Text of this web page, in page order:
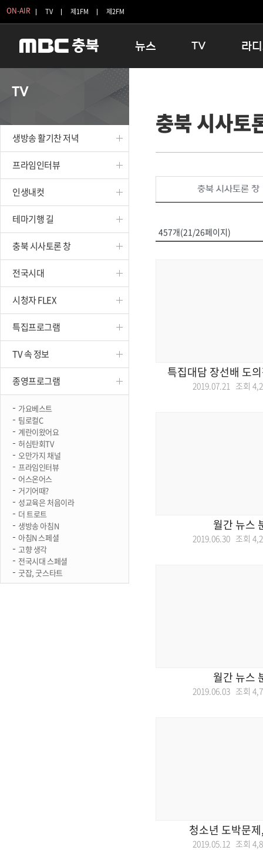
ON-AIR TV 제1FM 제2FM
뉴스
보은
옥천
TV
인생내컷
테마기행 길
시청자 FLEX
특집프로그램
라
16:00
우리 고
TV
생방송 활기찬 저녁
프라임인터뷰
인생내컷
테마기행 길
충북 시사토론 창
전국시대
시청자 FLEX
특집프로그램
TV 속 정보
종영프로그램
가요베스트
팀로컬C
계란이왔어요
허심탄회TV
오만가지 채널
프라임인터뷰
어스온어스
거기어때?
성교육은 처음이라
더 트로트
생방송 아침N
아침N 스페셜
고향 생각
전국시대 스페셜
굿잡, 굿스타트
충북 시사토
충북 시사토론 창
457개(21/26페이지)
특집대담 장선배 도
2019.07.21 조회
월간 뉴스
2019.06.30 조회
월간 뉴스
2019.06.03 조회
청소년 도박문
2019.05.12 조회